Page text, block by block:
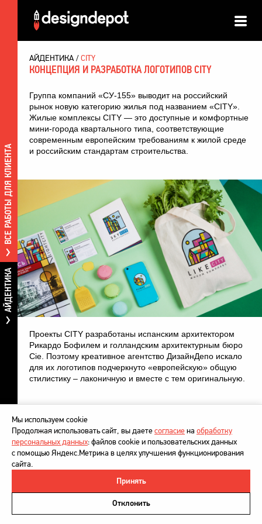
ВСЕ РАБОТЫ ДЛЯ КЛИЕНТА
АЙДЕНТИКА
АЙДЕНТИКА CITY
КОНЦЕПЦИЯ И РАЗРАБОТКА ЛОГОТИПОВ CITY
Группа компаний «СУ-155» выводит на российский
рынок новую категорию жилья под названием «CITY».
Жилые комплексы CITY — это доступные и комфортные
мини-города квартального типа, соответствующие
современным европейским требованиям к жилой среде
и российским стандартам строительства.
Проекты CITY разработаны испанским архитектором
Рикардо Бофилем и голландским архитектурным бюро
Cie. Поэтому креативное агентство ДизайнДепо искало
для их логотипов подчеркнуто «европейскую» общую
стилистику – лаконичную и вместе с тем оригинальную.
Политика в отношении обработки персональных данных
Напишите нам
Мы используем cookie
Продолжая использовать сайт, вы даетесогласиена обработку
персональных данных: файлов cookie и пользовательских данных
с помощью Яндекс.Метрика в целях улучшения функционирования
сайта.
Принять
Отклонить